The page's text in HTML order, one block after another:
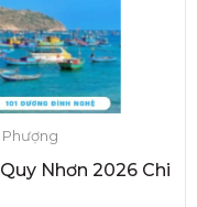
Phượng
Nhơn 2026 Chi